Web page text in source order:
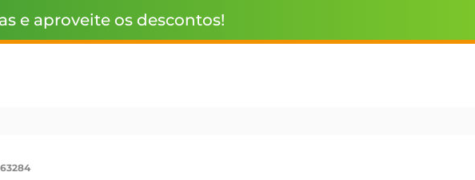
e aproveite os descontos!